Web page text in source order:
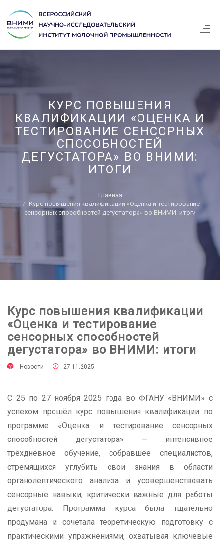
КУРС ПОВЫШЕНИЯ
КВАЛИФИКАЦИИ «ОЦЕНКА И
ТЕСТИРОВАНИЕ СЕНСОРНЫХ
СПОСОБНОСТЕЙ
ДЕГУСТАТОРА» ВО ВНИМИ:
ИТОГИ
Главная
Курс повышения квалификации «Оценка и тестирование
сенсорных способностей дегустатора» во ВНИМИ: итоги
Курс повышения квалификации
«Оценка и тестирование
сенсорных способностей
дегустатора» во ВНИМИ: итоги
Новости 27.11.2025
С 25 по 27 ноября 2025 года во ФГАНУ «ВНИМИ» с
успехом прошёл курс повышения квалификации по
программе «Оценка и тестирование сенсорных
способностей дегустатора» — интенсивное
трёхдневное обучение, собравшее специалистов,
стремящихся углубить свои знания в области
органолептического анализа и усовершенствовать
сенсорные навыки, критически важные для работы
дегустатора. Программа курса была тщательно
продумана и сочетала теоретическую подготовку с
практическими упражнениями, охватывая ключевые